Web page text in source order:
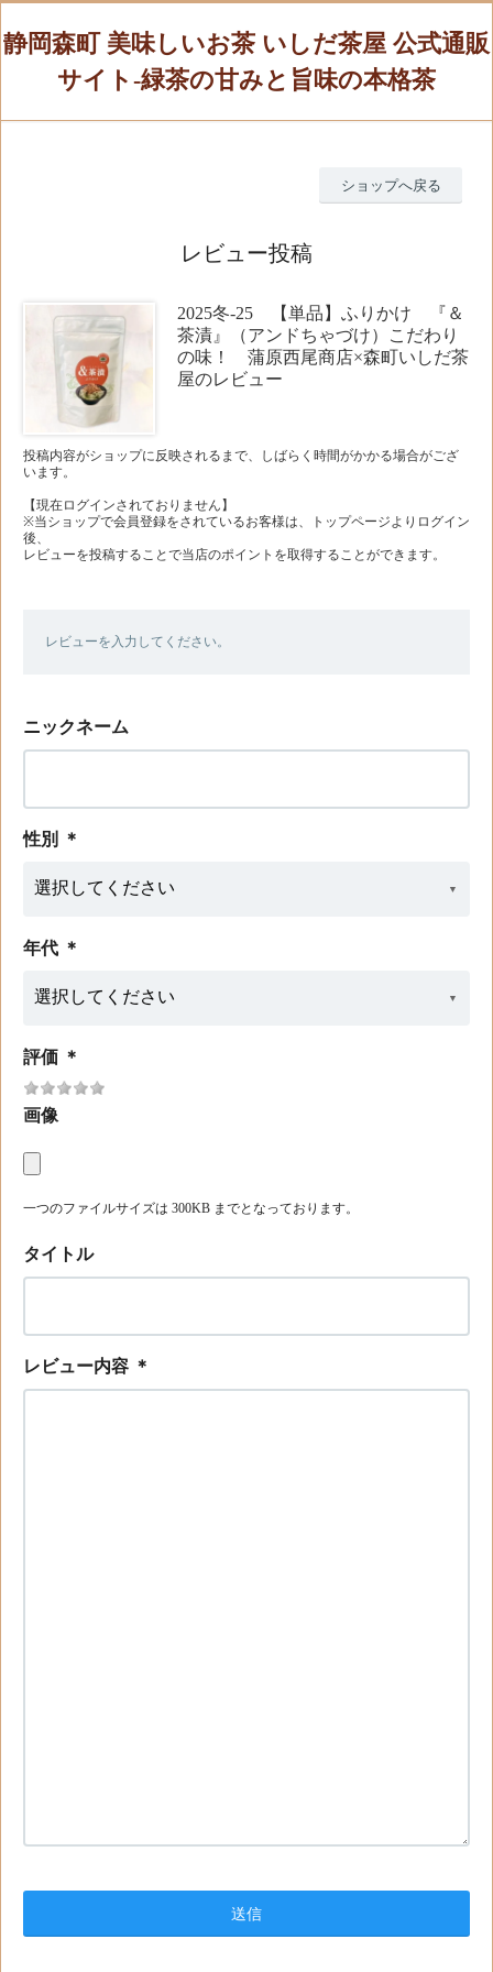
静岡森町 美味しいお茶 いしだ茶屋 公式通販
サイト-緑茶の甘みと旨味の本格茶
ショップへ戻る
レビュー投稿
2025冬-25 【単品】ふりかけ 『＆
茶漬』（アンドちゃづけ）こだわり
の味！ 蒲原西尾商店×森町いしだ茶
屋のレビュー
投稿内容がショップに反映されるまで、しばらく時間がかかる場合がござ
います。
【現在ログインされておりません】
※当ショップで会員登録をされているお客様は、トップページよりログイン
後、
レビューを投稿することで当店のポイントを取得することができます。
レビューを入力してください。
ニックネーム
性別 ＊
年代 ＊
評価 ＊
画像
一つのファイルサイズは 300KB までとなっております。
タイトル
レビュー内容 ＊